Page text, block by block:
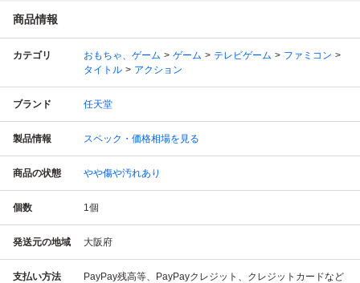
商品情報
カテゴリ おもちゃ、ゲーム ゲーム テレビゲーム
ファミコン
タイトル
アクション
ブランド 任天堂
製品情報 スペック・価格相場を見る
商品の状態 やや傷や汚れあり
個数 1個
発送元の地域 大阪府
支払い方法 PayPay残高等、PayPayクレジット、クレジットカードなど